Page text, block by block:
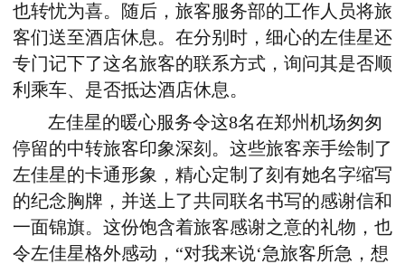
也转忧为喜。随后，旅客服务部的工作人员将旅
客们送至酒店休息。在分别时，细心的左佳星还
专门记下了这名旅客的联系方式，询问其是否顺
利乘车、是否抵达酒店休息。
左佳星的暖心服务令这8名在郑州机场匆匆
停留的中转旅客印象深刻。这些旅客亲手绘制了
左佳星的卡通形象，精心定制了刻有她名字缩写
的纪念胸牌，并送上了共同联名书写的感谢信和
一面锦旗。这份饱含着旅客感谢之意的礼物，也
令左佳星格外感动，“对我来说‘急旅客所急，想